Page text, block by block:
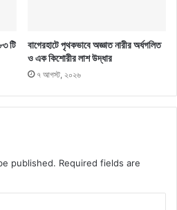
টি
বাগেরহাটে পৃথকভাবে অজ্ঞাত নারীর অর্ধগলিত
ও এক কিশোরীর লাশ উদ্ধার
৭ আগস্ট, ২০২৬
published. Required fields are